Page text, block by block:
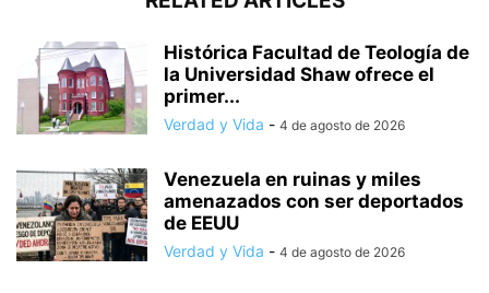
Histórica Facultad de Teología de
la Universidad Shaw ofrece el
primer...
Verdad y Vida - 4 de agosto de 2026
Venezuela en ruinas y miles
amenazados con ser deportados
de EEUU
Verdad y Vida - 4 de agosto de 2026